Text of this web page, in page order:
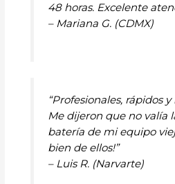
48 horas. Excelente
– Mariana G. (CDMX)
“Profesionales, rápidos
Me dijeron que no valía
batería de mi equipo
bien de ellos!”
– Luis R. (Narvarte)